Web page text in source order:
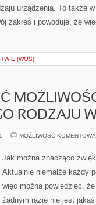
urządzenia. To także
zakres i powoduje, że
(WOS)
RODZAJU
MOŻLIWOŚĆ
Jak można znacząco
Aktualnie niemalże każdy
więc można powiedzieć,
żadnym razie nie jest